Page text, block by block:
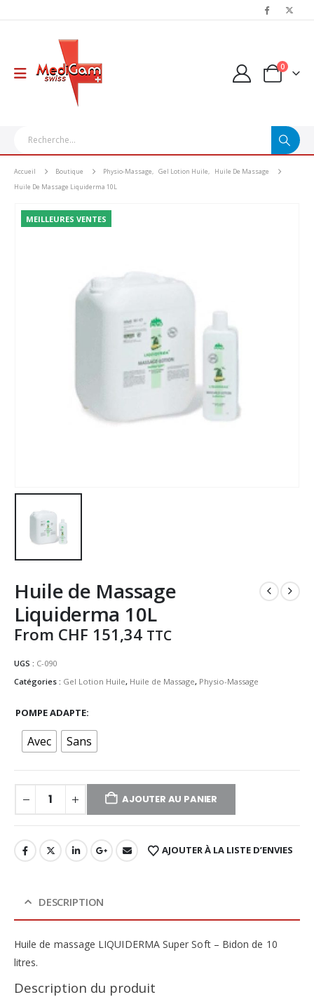
0
Accueil Boutique Physio-Massage, Gel Lotion Huile,
Huile De Massage
Huile De Massage Liquiderma 10L
MEILLEURES VENTES
Huile de Massage
Liquiderma 10L
From CHF 151,34 TTC
UGS : C-090
Catégories : Gel Lotion Huile, Huile de Massage, Physio-Massage
POMPE ADAPTE
Avec Sans
AJOUTER AU PANIER
AJOUTER À LA LISTE D’ENVIES
DESCRIPTION
Huile de massage LIQUIDERMA Super Soft – Bidon de 10
litres.
Description du produit